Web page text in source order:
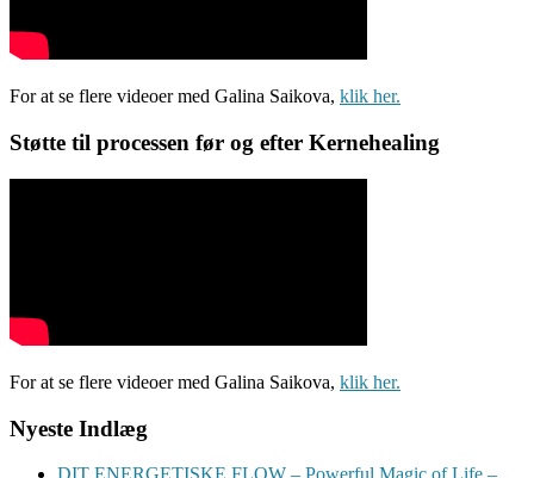
For at se flere videoer med Galina Saikova, klik her.
Støtte til processen før og efter Kernehealing
For at se flere videoer med Galina Saikova, klik her.
Nyeste Indlæg